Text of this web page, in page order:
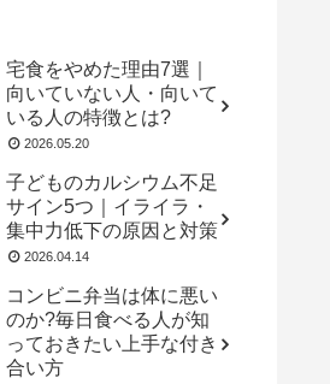
宅食をやめた理由7選｜
向いていない人・向いて
いる人の特徴とは?
2026.05.20
子どものカルシウム不足
サイン5つ｜イライラ・
集中力低下の原因と対策
2026.04.14
コンビニ弁当は体に悪い
のか?毎日食べる人が知
っておきたい上手な付き
合い方